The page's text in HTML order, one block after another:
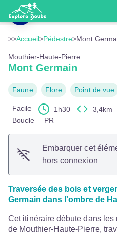
Mont Germain
>>Accueil>Pédestre>Mont
Mouthier-Haute-Pierre
Mont Germain
Faune Flore Point de vue
Facile 1h30 3,4km
Boucle
PR
Embarquer cet
hors connexion
Traversée des bois et
Germain dans l'ombre de
Cet itinéraire débute dans
de Mouthier-Haute-Pierre,